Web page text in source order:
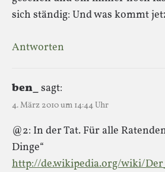
sich ständig: Und was kommt
Antworten
ben_sagt:
4. März 2010 um 14:44 Uhr
@2: In der Tat. Für alle
Dinge“
http://de.wikipedia.org/wiki/